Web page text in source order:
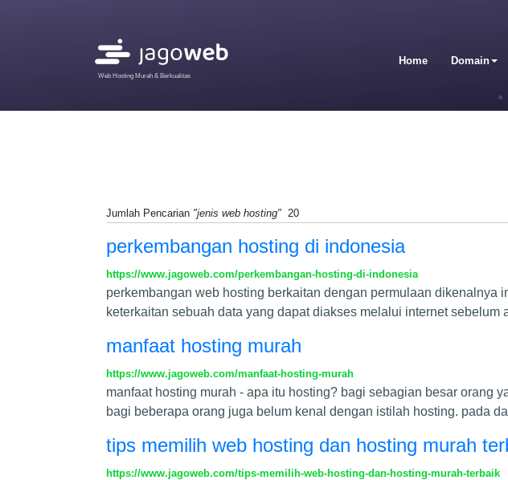
Web Hosting Murah & Berkualitas
Home Domain
Jumlah Pencarian "jenis web hosting" 20
perkembangan hosting di indonesia
https://www.jagoweb.com/perkembangan-hosting-di-indonesia
perkembangan web hosting berkaitan dengan permulaan
keterkaitan sebuah data yang dapat diakses melalui internet sebelum
manfaat hosting murah
https://www.jagoweb.com/manfaat-hosting-murah
manfaat hosting murah - apa itu hosting? bagi sebagian besar orang
bagi beberapa orang juga belum kenal dengan istilah hosting. pada
tips memilih web hosting dan hosting murah
https://www.jagoweb.com/tips-memilih-web-hosting-dan-hosting-murah-terbaik